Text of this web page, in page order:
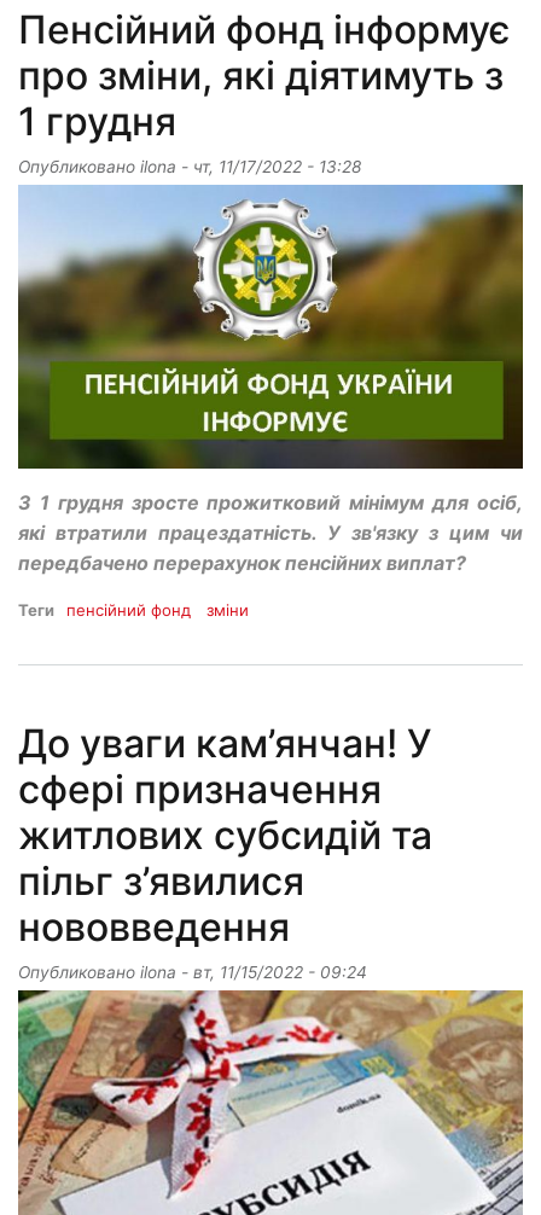
Пенсійний фонд інформує
про зміни, які діятимуть з
1 грудня
Опубликовано ilona - чт, 11/17/2022 - 13:28
З 1 грудня зросте прожитковий мінімум для осіб,
які втратили працездатність. У зв'язку з цим чи
передбачено перерахунок пенсійних виплат?
Теги пенсійний фонд зміни
До уваги кам’янчан! У
сфері призначення
житлових субсидій та
пільг з’явилися
нововведення
Опубликовано ilona - вт, 11/15/2022 - 09:24